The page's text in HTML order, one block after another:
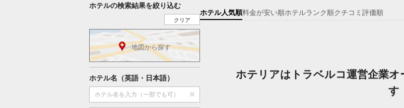
ホテルの検索結果を絞り込む
クリア
地図から探す
ホテル名（英語・日本語）
ホテル人気順料金が安い順ホテルランク順クチコミ評価順
ホテリアはトラベルコ運営企業
す